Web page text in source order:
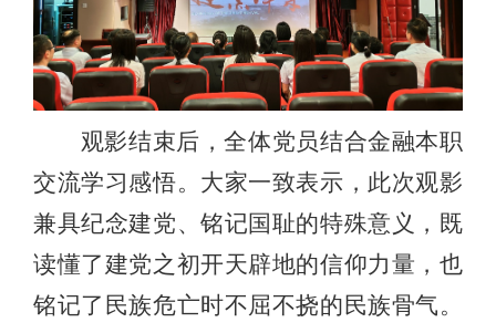
观影结束后，全体党员结合金融本职
交流学习感悟。大家一致表示，此次观影
兼具纪念建党、铭记国耻的特殊意义，既
读懂了建党之初开天辟地的信仰力量，也
铭记了民族危亡时不屈不挠的民族骨气。